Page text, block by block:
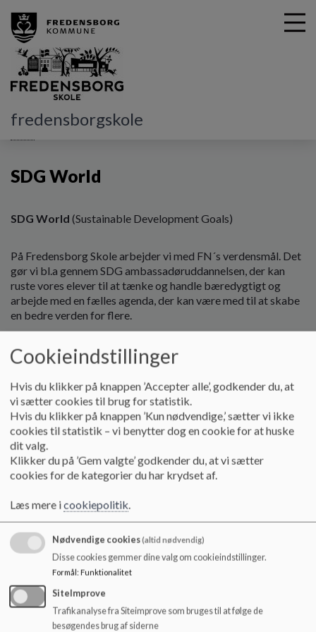
l
fredensborgskole
SDG World
SDG World (Sustainable Development Goals)
På Fredensborg Skole arbejder vi med FN´s verdensmål. Det
gør vi bl.a gennem SDG ambassadøruddannelsen, der kan
ruste vores elever til at tænke og handle bæredygtigt og
arbejde med en fælles agenda, der kan være med til at skabe
en bedre verden for flere.
Formål:
At understøtte og bidrage til opnåelse af kommunens og
skolernes målsætninger i arbejdet med FN`s verdensmål og
at understøtte den praktiske undervisning i folkeskolen.
Vi arbejder målrettet med FN verdensmål på Fredensborg
Skole, og har bl.a. uddannet SDG-ambassadører på skolen.
Cookieindstillinger
Hvis du klikker på knappen ’Accepter alle’, godkender du, at
vi sætter cookies til brug for statistik.
Hvis du klikker på knappen ’Kun nødvendige,’ sætter vi ikke
cookies til statistik – vi benytter dog en cookie for at huske
dit valg.
Klikker du på ’Gem valgte’ godkender du, at vi sætter
cookies for de kategorier du har krydset af.
Læs mere icookiepolitik.
Nødvendige cookies(altid nødvendig)
Disse cookies gemmer dine valg om cookieindstillinger.
Formål: Funktionalitet
SiteImprove
Trafikanalyse fra Siteimprove som bruges til at følge de
besøgendes brug af siderne